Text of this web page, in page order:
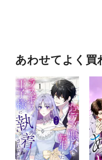
あわせてよく買